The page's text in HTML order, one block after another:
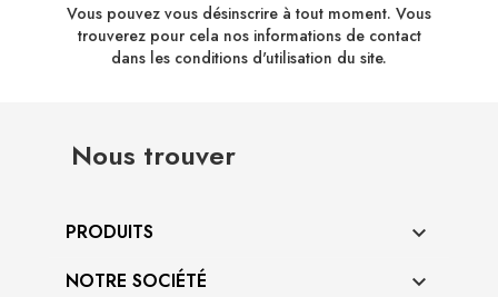
Vous pouvez vous désinscrire à tout moment. Vous
trouverez pour cela nos informations de contact
dans les conditions d'utilisation du site.
Nous trouver
PRODUITS 
NOTRE SOCIÉTÉ 